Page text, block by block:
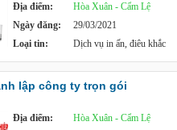
Địa điểm:
Hòa Xuân - Cẩm Lệ
Ngày đăng:
29/03/2021
Loại tin:
Dịch vụ in ấn, điêu khắc
lập công ty trọn gói
Địa điểm:
Hòa Xuân - Cẩm Lệ